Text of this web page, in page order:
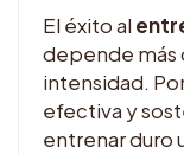
El éxito al
depende más
intensidad.
efectiva y
entrenar duro